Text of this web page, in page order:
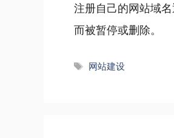
注册自己的网站域
而被暂停或删除。
标
网站建设